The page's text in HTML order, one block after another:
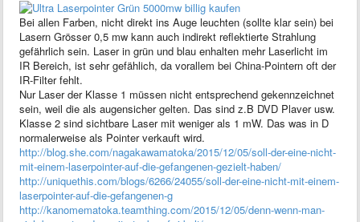
Bei allen Farben, nicht direkt ins Auge leuchten (sollte klar sein) bei
Lasern Grösser 0,5 mw kann auch indirekt reflektierte Strahlung
gefährlich sein. Laser in grün und blau enhalten mehr Laserlicht im
IR Bereich, ist sehr gefählich, da vorallem bei China-Pointern oft der
IR-Filter fehlt.
Nur Laser der Klasse 1 müssen nicht entsprechend gekennzeichnet
sein, weil die als augensicher gelten. Das sind z.B DVD Plaver usw.
Klasse 2 sind sichtbare Laser mit weniger als 1 mW. Das was in D
normalerweise als Pointer verkauft wird.
http://blog.she.com/nagakawamatoka/2015/12/05/soll-der-eine-nicht-
mit-einem-laserpointer-auf-die-gefangenen-gezielt-haben/
http://uniquethis.com/blogs/6266/24055/soll-der-eine-nicht-mit-einem-
laserpointer-auf-die-gefangenen-g
http://kanomematoka.teamthing.com/2015/12/05/denn-wenn-man-